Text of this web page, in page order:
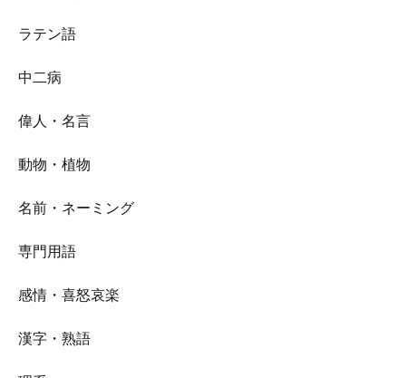
ラテン語
中二病
偉人・名言
動物・植物
名前・ネーミング
専門用語
感情・喜怒哀楽
漢字・熟語